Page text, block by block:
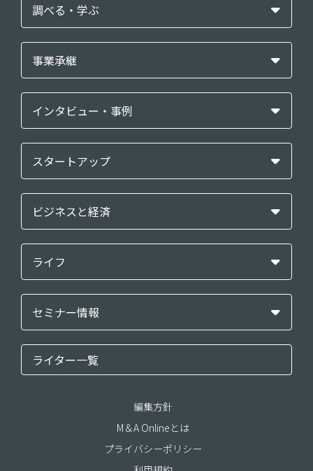
調べる・学ぶ
事業承継
インタビュー・事例
スタートアップ
ビジネスと経済
ライフ
セミナー情報
ライター一覧
編集方針
M＆A Onlineとは
プライバシーポリシー